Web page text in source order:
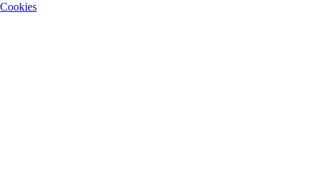
Cookies